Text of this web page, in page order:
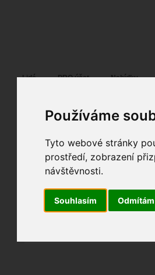
Používáme
Tyto webové stránky
prostředí, zobrazení
návštěvnosti.
Souhlasím Odmítám
Lidé PRO účet Nabídky
clown 21. 03. 2014 19:19
_HUG3742_72dpi
fotografováno fotky